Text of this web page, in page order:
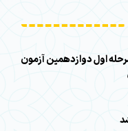
اول دوازدهمین آزمون